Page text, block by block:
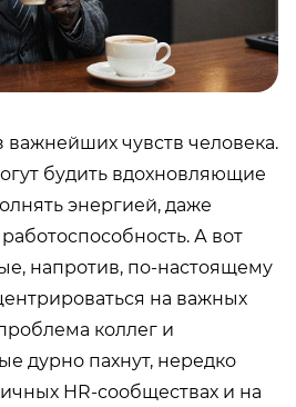
чувств человека.
будить вдохновляющие
энергией, даже
А вот
напротив, по-настоящему
на важных
коллег и
дурно пахнут, нередко
HR-сообществах и на